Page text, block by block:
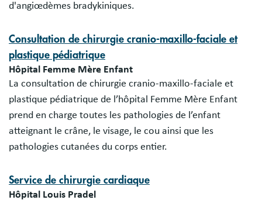
d'angiœdèmes bradykiniques.
Consultation de chirurgie cranio-maxillo-faciale et
plastique pédiatrique
Hôpital Femme Mère Enfant
La consultation de chirurgie cranio-maxillo-faciale et
plastique pédiatrique de l’hôpital Femme Mère Enfant
prend en charge toutes les pathologies de l’enfant
atteignant le crâne, le visage, le cou ainsi que les
pathologies cutanées du corps entier.
Service de chirurgie cardiaque
Hôpital Louis Pradel